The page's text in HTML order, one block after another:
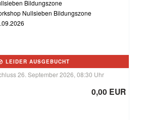
Bildungszone
Nullsieben Bildungszone
LEIDER AUSGEBUCHT
26. September 2026, 08:30 Uhr
0,00 EUR